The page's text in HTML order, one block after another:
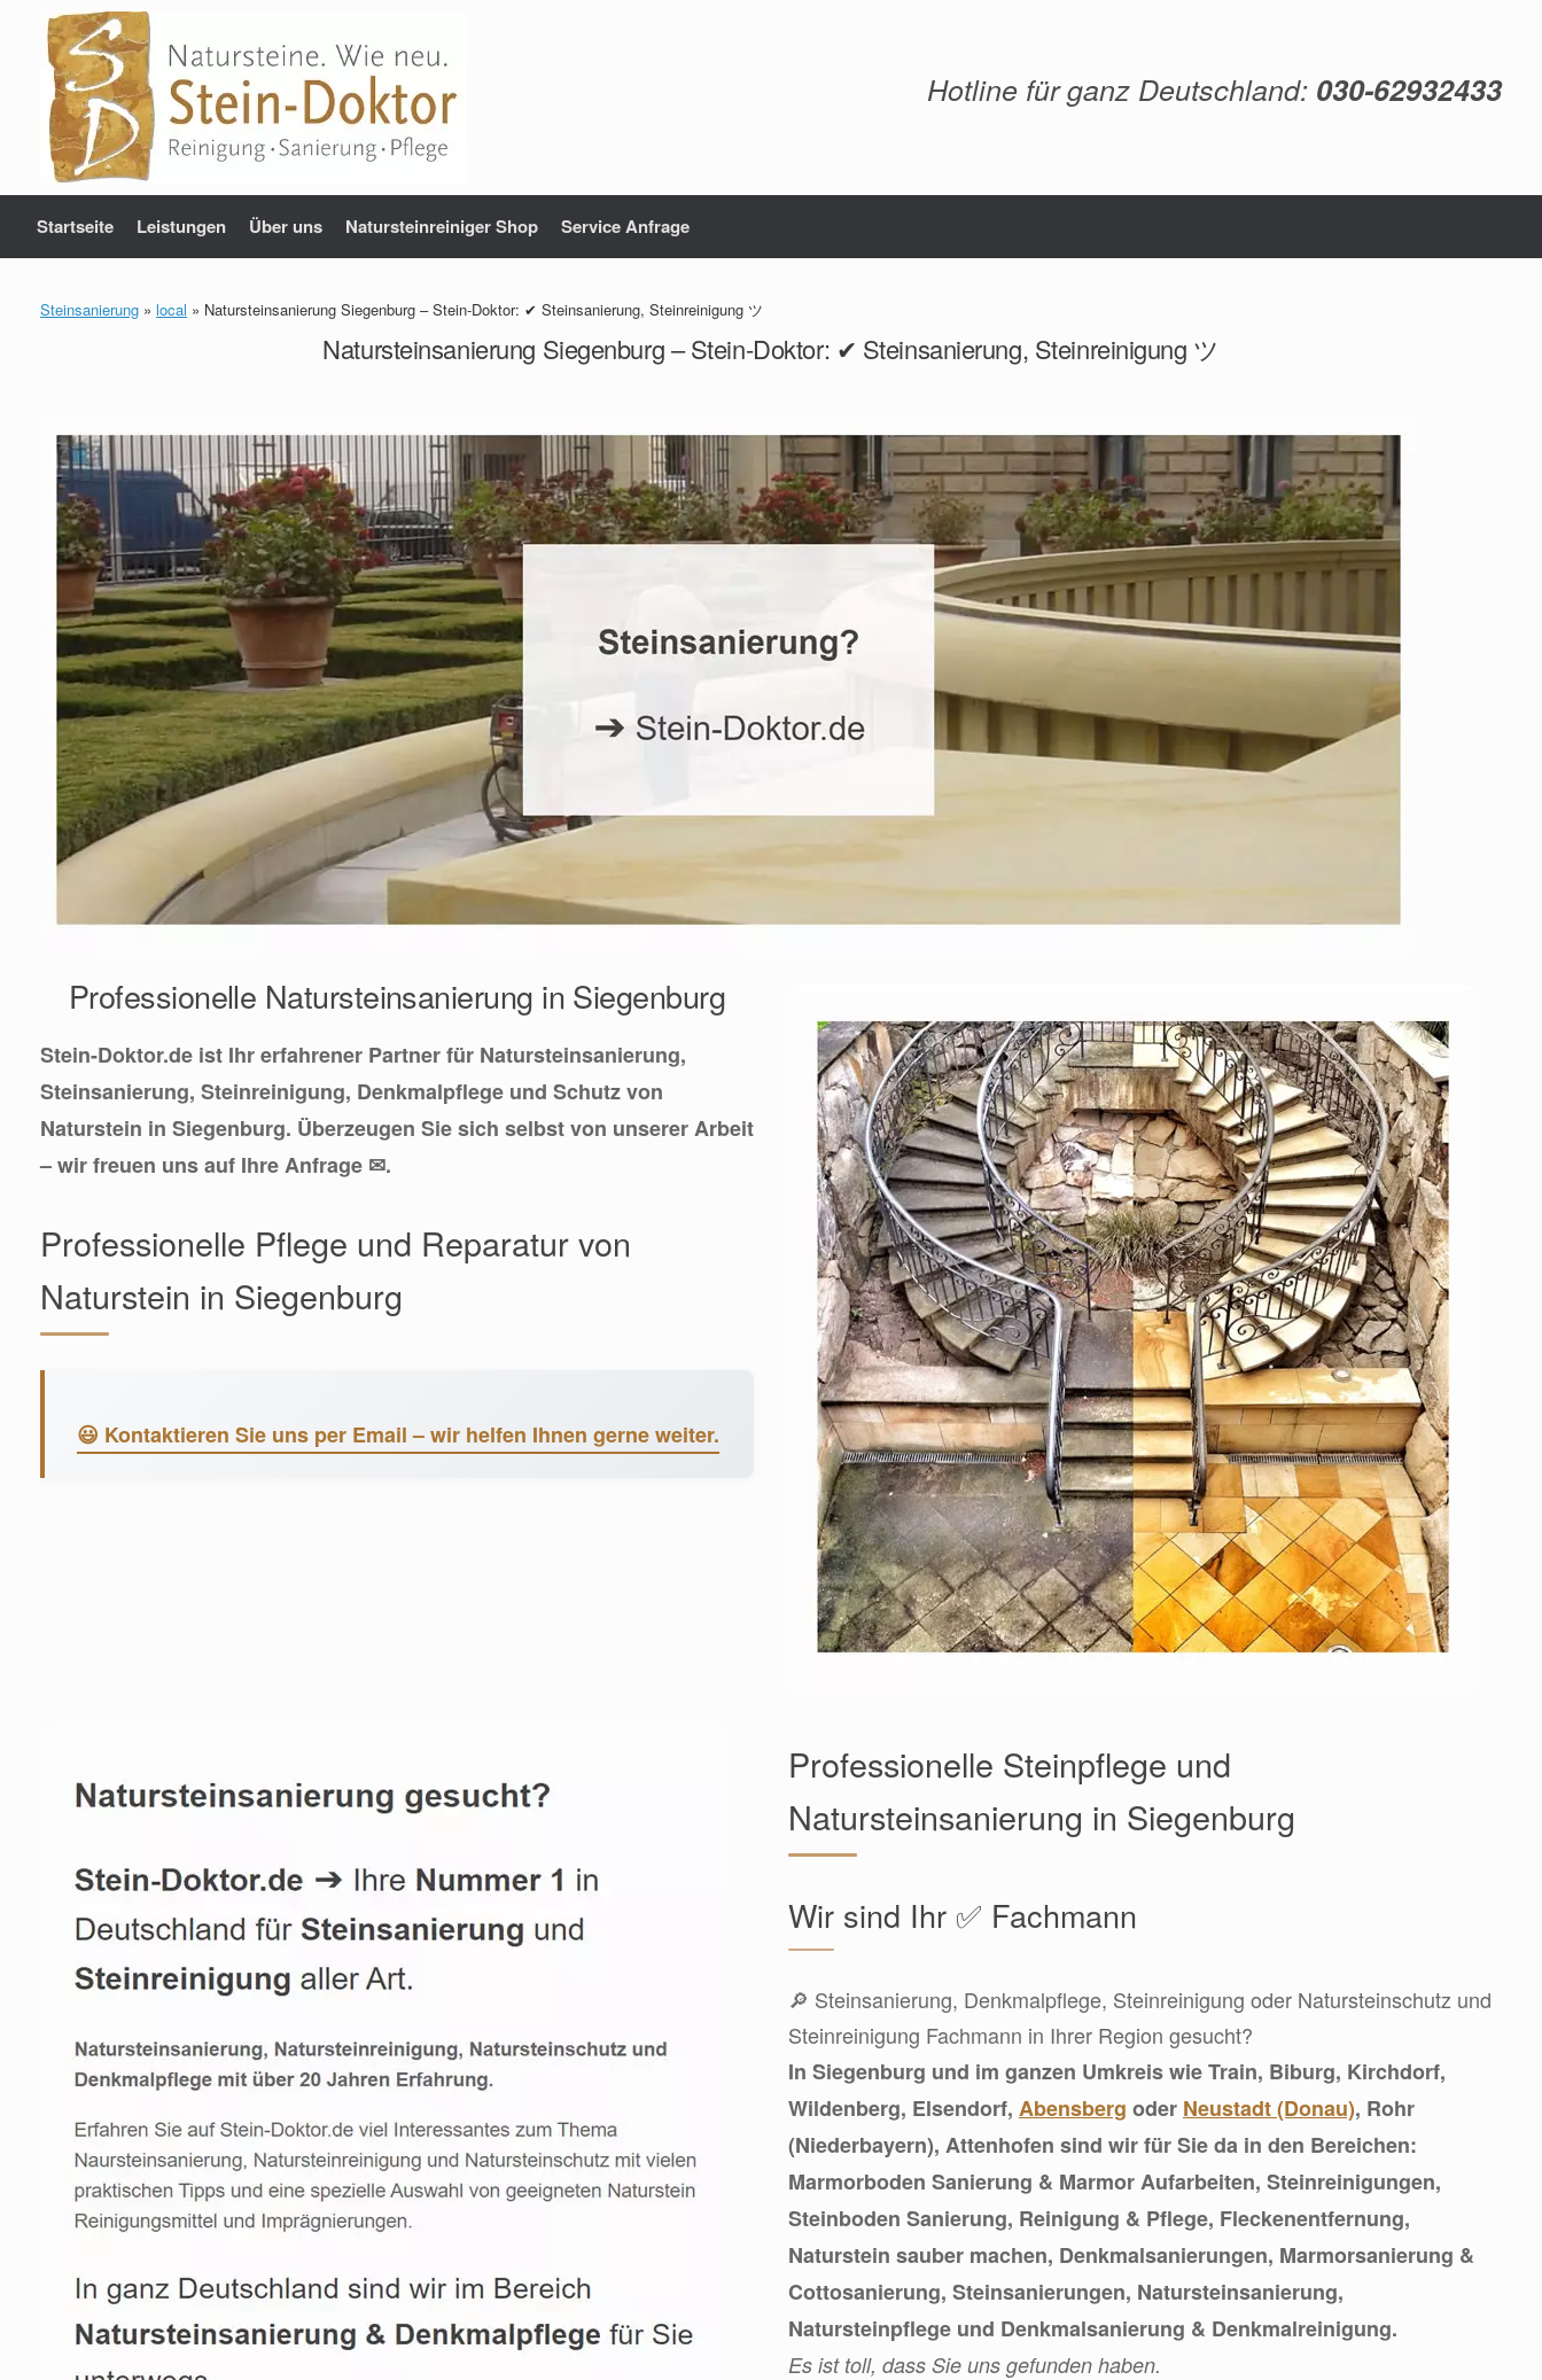
springen
Hotline für ganz Deutschland: 030-62932433
Startseite Leistungen Über uns Natursteinreiniger Shop Service Anfrage
Steinsanierung » local » Natursteinsanierung Siegenburg – Stein-Doktor: ✔ Steinsanierung, Steinreinigung ツ
Natursteinsanierung Siegenburg – Stein-Doktor: ✔ Steinsanierung, Steinreinigung ツ
Professionelle Natursteinsanierung in Siegenburg
Stein-Doktor.de ist Ihr erfahrener Partner für Natursteinsanierung,
Steinsanierung, Steinreinigung, Denkmalpflege und Schutz von
Naturstein in Siegenburg. Überzeugen Sie sich selbst von unserer Arbeit
– wir freuen uns auf Ihre Anfrage ✉.
Professionelle Pflege und Reparatur von
Naturstein in Siegenburg
😃 Kontaktieren Sie uns per Email – wir helfen Ihnen gerne weiter.
Professionelle Steinpflege und
Natursteinsanierung in Siegenburg
Wir sind Ihr ✅ Fachmann
🔎 Steinsanierung, Denkmalpflege, Steinreinigung oder Natursteinschutz und
Steinreinigung Fachmann in Ihrer Region gesucht?
In Siegenburg und im ganzen Umkreis wie Train, Biburg, Kirchdorf,
Wildenberg, Elsendorf, Abensberg oder Neustadt (Donau), Rohr
(Niederbayern), Attenhofen sind wir für Sie da in den Bereichen:
Marmorboden Sanierung & Marmor Aufarbeiten, Steinreinigungen,
Steinboden Sanierung, Reinigung & Pflege, Fleckenentfernung,
Naturstein sauber machen, Denkmalsanierungen, Marmorsanierung &
Cottosanierung, Steinsanierungen, Natursteinsanierung,
Natursteinpflege und Denkmalsanierung & Denkmalreinigung.
Es ist toll, dass Sie uns gefunden haben.